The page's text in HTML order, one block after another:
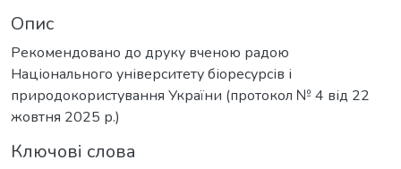
Опис
Рекомендовано до друку вченою радою
Національного університету біоресурсів і
природокористування України (протокол № 4 від 22
жовтня 2025 р.)
Ключові слова